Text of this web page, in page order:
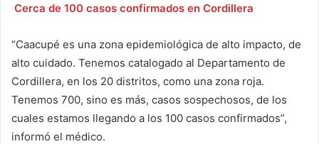
Cerca de 100 casos confirmados en Cordillera
“Caacupé es una zona epidemiológica de alto impacto, de
alto cuidado. Tenemos catalogado al Departamento de
Cordillera, en los 20 distritos, como una zona roja.
Tenemos 700, sino es más, casos sospechosos, de los
cuales estamos llegando a los 100 casos confirmados”,
informó el médico.